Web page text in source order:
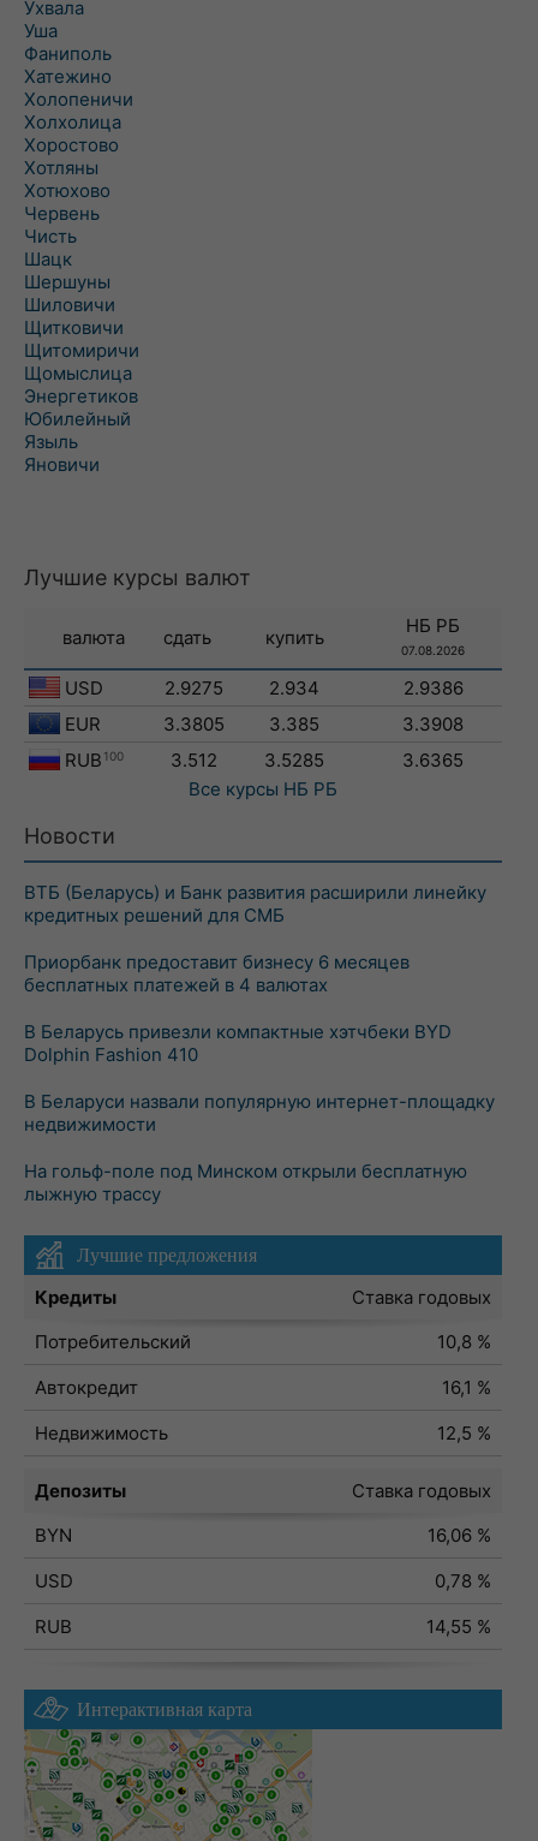
Ухвала
Уша
Фаниполь
Хатежино
Холопеничи
Холхолица
Хоростово
Хотляны
Хотюхово
Червень
Чисть
Шацк
Шершуны
Шиловичи
Щитковичи
Щитомиричи
Щомыслица
Энергетиков
Юбилейный
Языль
Яновичи
Лучшие курсы валют
валюта сдать купить
НБ РБ
07.08.2026
USD 2.9275 2.934
2.9386
EUR
3.3805 3.385
3.3908
RUB 100 3.512 3.5285
3.6365
Все курсы НБ РБ
Новости
ВТБ (Беларусь) и Банк развития расширили линейку
кредитных решений для СМБ
Приорбанк предоставит бизнесу 6 месяцев
бесплатных платежей в 4 валютах
В Беларусь привезли компактные хэтчбеки BYD
Dolphin Fashion 410
В Беларуси назвали популярную интернет-площадку
недвижимости
На гольф-поле под Минском открыли бесплатную
лыжную трассу
Лучшие предложения
Кредиты
Ставка годовых
Потребительский
10,8 %
Автокредит
16,1 %
Недвижимость
12,5 %
Депозиты
Ставка годовых
BYN
16,06 %
USD
0,78 %
RUB
14,55 %
Интерактивная карта